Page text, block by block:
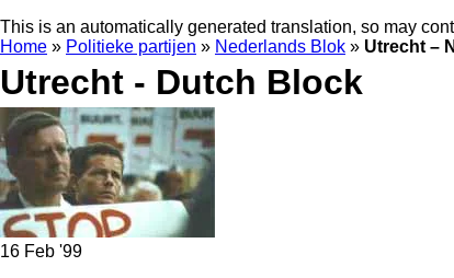
This is an automatically generated translation, so may
Home » Politieke partijen » Nederlands Blok » Utrecht –
Utrecht - Dutch Block
16 Feb '99